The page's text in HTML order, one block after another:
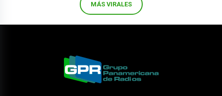
MÁS VIRALES